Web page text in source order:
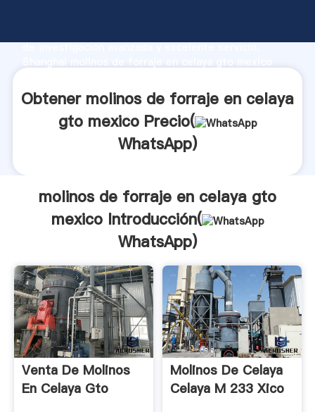
de investigación avanzada y excelente servicio,
clientes.
Obtener molinos de forraje en celaya
gto mexico Precio(
WhatsApp)
molinos de forraje en celaya gto
mexico Introducción(
WhatsApp)
Venta De Molinos
En Celaya Gto
Molinos De Celaya
Celaya M 233 Xico